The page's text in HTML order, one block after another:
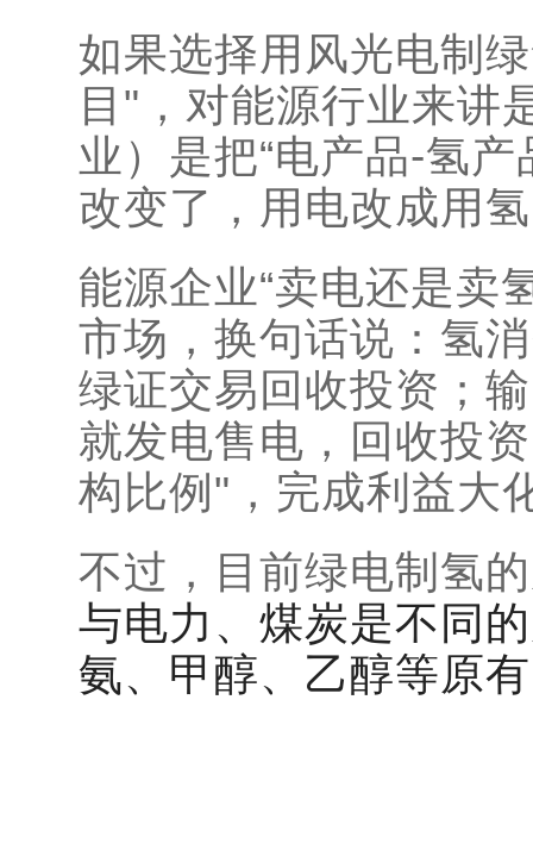
如果选择用风光电制
目"，对能源行业来讲
业）是把“电产品-氢
改变了，用电改成用
能源企业“卖电还是卖
市场，换句话说：氢
绿证交易回收投资；
就发电售电，回收投
构比例"，完成利益大
不过，目前绿电制氢
与电力 、煤炭是不同
氨、 甲醇、乙醇等原